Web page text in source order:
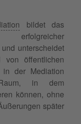
bildet das
und unterscheidet
von öffentlichen
in der Mediation
in dem
können, ohne
später